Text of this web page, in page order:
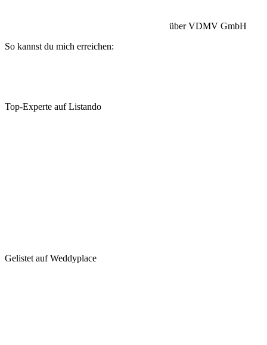
über VDMV GmbH
So kannst du mich erreichen:
Top-Experte auf Listando
Gelistet auf Weddyplace